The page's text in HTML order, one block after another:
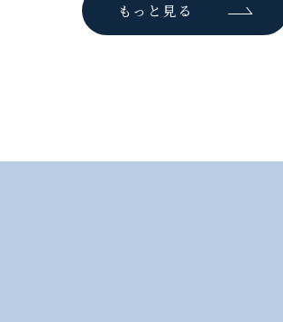
もっと見る